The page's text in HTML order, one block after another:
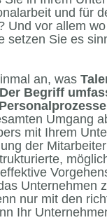
und für
Und vor allem
setzen Sie es
an, was
Der Begriff
Umgang
mit Ihrem
der
Unternehmen
nur mit den
Ihr